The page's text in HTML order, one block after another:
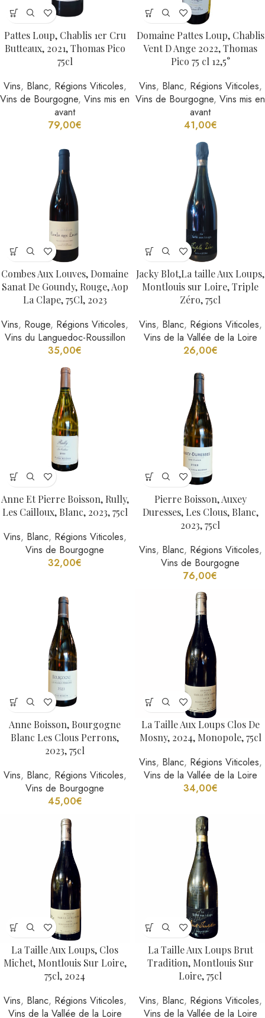
Pattes Loup, Chablis 1er Cru
Butteaux, 2021, Thomas Pico
75cl
Vins, Blanc, Régions Viticoles,
Vins de Bourgogne, Vins mis en
avant
79,00€
Domaine Pattes Loup, Chablis
Vent D Ange 2022, Thomas
Pico 75 cl 12,5°
Vins, Blanc, Régions Viticoles,
Vins de Bourgogne, Vins mis en
avant
41,00€
Combes Aux Louves, Domaine
Sanat De Goundy, Rouge, Aop
La Clape, 75Cl, 2023
Vins, Rouge, Régions Viticoles,
Vins du Languedoc-Roussillon
35,00€
Jacky Blot,La taille Aux Loups,
Montlouis sur Loire, Triple
Zéro, 75cl
Vins, Blanc, Régions Viticoles,
Vins de la Vallée de la Loire
26,00€
Anne Et Pierre Boisson, Rully,
Les Cailloux, Blanc, 2023, 75cl
Vins, Blanc, Régions Viticoles,
Vins de Bourgogne
32,00€
Pierre Boisson, Auxey
Duresses, Les Clous, Blanc,
2023, 75cl
Vins, Blanc, Régions Viticoles,
Vins de Bourgogne
76,00€
Anne Boisson, Bourgogne
Blanc Les Clous Perrons,
2023, 75cl
Vins, Blanc, Régions Viticoles,
Vins de Bourgogne
45,00€
La Taille Aux Loups Clos De
Mosny, 2024, Monopole, 75cl
Vins, Blanc, Régions Viticoles,
Vins de la Vallée de la Loire
34,00€
La Taille Aux Loups, Clos
Michet, Montlouis Sur Loire,
75cl, 2024
Vins, Blanc, Régions Viticoles,
Vins de la Vallée de la Loire
La Taille Aux Loups Brut
Tradition, Montlouis Sur
Loire, 75cl
Vins, Blanc, Régions Viticoles,
Vins de la Vallée de la Loire